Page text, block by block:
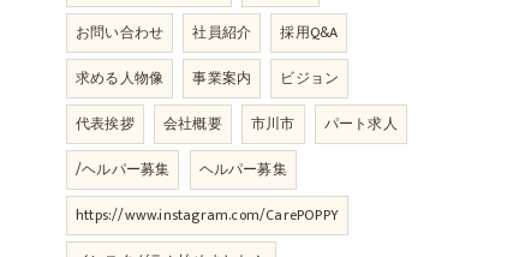
お問い合わせ
社員紹介
採用Q&A
求める人物像
事業案内
ビジョン
代表挨拶
会社概要 市川市
パート求人
/ヘルパー募集
ヘルパー募集
https://www.instagram.com/CarePOPPY